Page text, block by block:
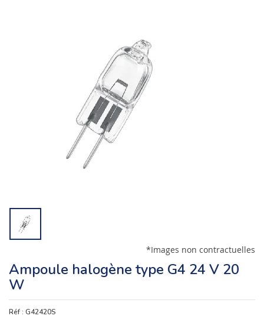
*Images non contractuelles
Ampoule halogène type G4 24 V 20
W
Réf : G42420S